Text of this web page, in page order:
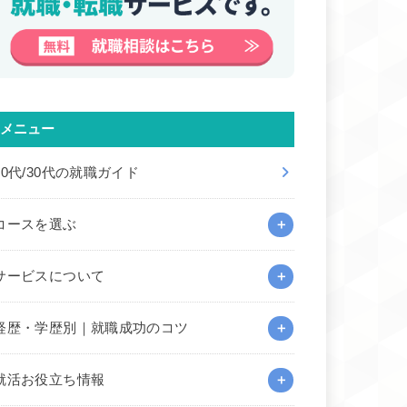
メニュー
代/30代の就職ガイド
ースを選ぶ
ービスについて
歴・学歴別｜就職成功のコツ
活お役立ち情報